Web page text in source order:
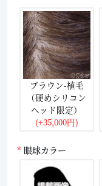
ブラウン-植毛
（硬めシリコン
ヘッド限定）
(+35,000円)
眼球カラー